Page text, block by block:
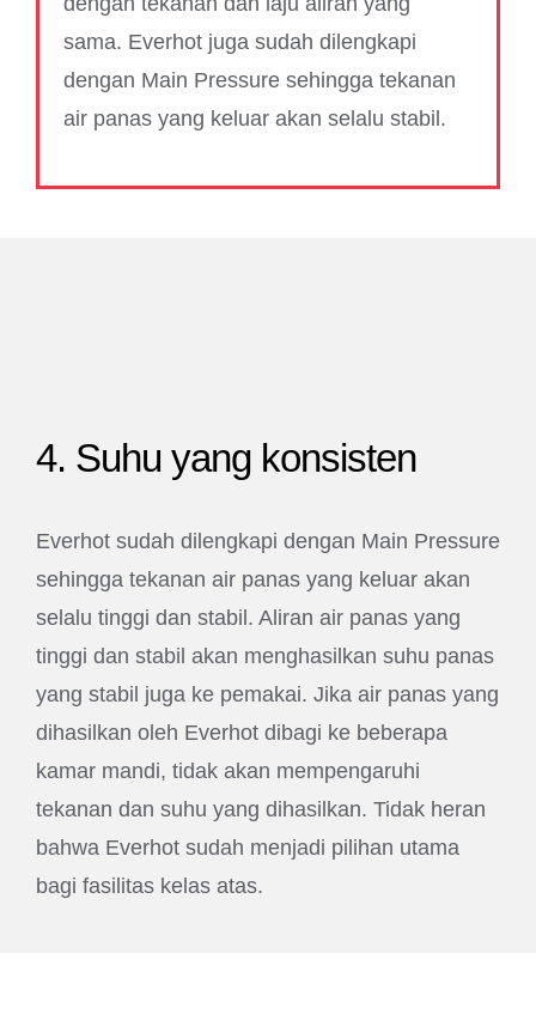
sama. Everhot juga sudah dilengkapi
dengan Main Pressure sehingga tekanan
air panas yang keluar akan selalu stabil.
4. Suhu yang konsisten
Everhot sudah dilengkapi dengan Main Pressure
sehingga tekanan air panas yang keluar akan
selalu tinggi dan stabil. Aliran air panas yang
tinggi dan stabil akan menghasilkan suhu panas
yang stabil juga ke pemakai. Jika air panas yang
dihasilkan oleh Everhot dibagi ke beberapa
kamar mandi, tidak akan mempengaruhi
tekanan dan suhu yang dihasilkan. Tidak heran
bahwa Everhot sudah menjadi pilihan utama
bagi fasilitas kelas atas.